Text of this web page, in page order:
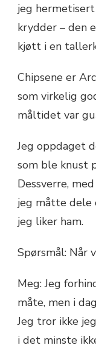
jeg
krydder – den
kjøtt i en
Chipsene er
som virkelig
måltidet var
Jeg oppdaget
som ble knust
Dessverre,
jeg måtte dele
jeg liker ham.
Spørsmål: Når
Meg: Jeg
måte, men i
Jeg tror ikke
i det minste